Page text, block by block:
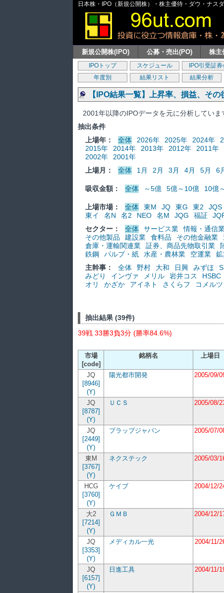
日本株・IPO（新規公開株）・株主優待・ダウ・ナス
新規公開株(IPO) 公募・売出(PO) 株主
IPOトップ スケジュール IPO引受証券
年度別
結果リスト 結果分析
【IPO結果一覧】上昇率、損益、そ
2001年以降のIPOデータを元に分析していま
抽出条件
上場年：
全体 2026年 2025年 2024年
2015年
2014年 2013年 2012年 2011年
2002年
2001年
上場月：
全体 1月 2月 3月 4月 5月 6
吸収金額： 全体 ～5億 5億～10億 10億
上場市場： 全体 東M JQ 東G 東2 JQS
東イ
名N 名2 NEO 名M JQG 福証
セクター：
全体 サービス業 情報・通信
その他製品
建設業 食料品 その他金融業
倉庫・運輸関連業
証券、商品先物取引業
鉄鋼
パルプ・紙 水産・農林業 空運業
主幹事：
全体 野村 大和 日興 みずほ
みどり
インヴァ メリル 岩井コス HSBC
オリ
かざか アイネト さくらフ コメルツ
抽出結果 (39件)
39戦 33勝3負3分 (勝率84.6%)
市場
[code]
銘柄名 上場日
JQ
[8946]
(Y)
陽光都市開発 2005/09/
JQ
[8787]
(Y)
ＵＣＳ 2005/08/
JQ
[2449]
(Y)
プラップジャパン 2005/07/
東M
[3767]
(Y)
ネクステック 2005/03/
HCG
[3760]
(Y)
ケイブ 2004/12/
大2
[7214]
(Y)
ＧＭＢ 2004/12/
JQ
[3353]
(Y)
メディカル一光 2004/11/
JQ
[6157]
(Y)
日進工具 2004/11/